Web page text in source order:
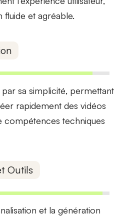
fluide et agréable.
par sasimplicité, permettant
rapidement des vidéos
compétences techniques
Outils
et lagénération